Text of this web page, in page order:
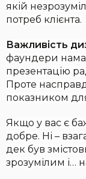
якій
потреб клієнта.
Важливість
фаундери
презентацію
Проте
показником для
Якщо у вас є
добре. Ні –
дек був
зрозумілим і…